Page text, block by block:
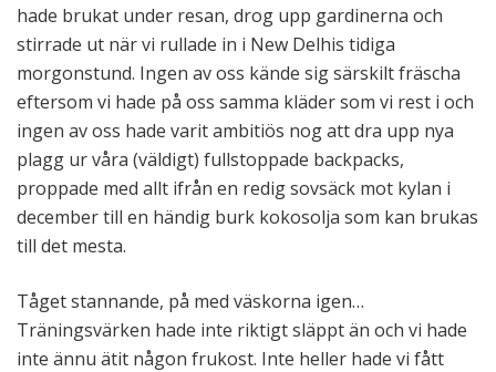
hade brukat under resan, drog upp gardinerna och
stirrade ut när vi rullade in i New Delhis tidiga
morgonstund. Ingen av oss kände sig särskilt fräscha
eftersom vi hade på oss samma kläder som vi rest i och
ingen av oss hade varit ambitiös nog att dra upp nya
plagg ur våra (väldigt) fullstoppade backpacks,
proppade med allt ifrån en redig sovsäck mot kylan i
december till en händig burk kokosolja som kan brukas
till det mesta.
Tåget stannande, på med väskorna igen…
Träningsvärken hade inte riktigt släppt än och vi hade
inte ännu ätit någon frukost. Inte heller hade vi fått